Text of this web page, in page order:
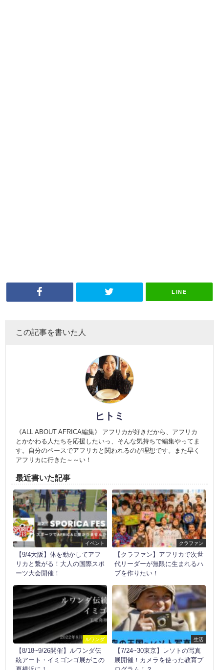
LINE
この記事を書いた人
ヒトミ
《ALL ABOUT AFRICA編集》 アフリカが好きだから、アフリカ
とかかわる人たちを応援したいっ、そんな気持ちで編集やってま
す。自分のペースでアフリカと関われるのが理想です。また早く
アフリカに行きた～～い！
最近書いた記事
イベント
【9/4大阪】体を動かしてアフ
リカと繋がる！大人の国際スポ
ーツ大会開催！
クラファン
【クラファン】アフリカで次世
代リーダーが無限に生まれるハ
ブを作りたい！
ルワンダ
【8/18~9/26開催】ルワンダ伝
統アート・イミゴンゴ展がこの
生活
【7/24~30東京】レソトの写真
展開催！カメラを使った教育プ